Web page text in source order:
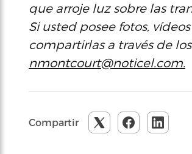
que arroje luz sobre las
Si usted posee fotos,
compartirlas a través de
nmontcourt@noticel.com.
Compartir